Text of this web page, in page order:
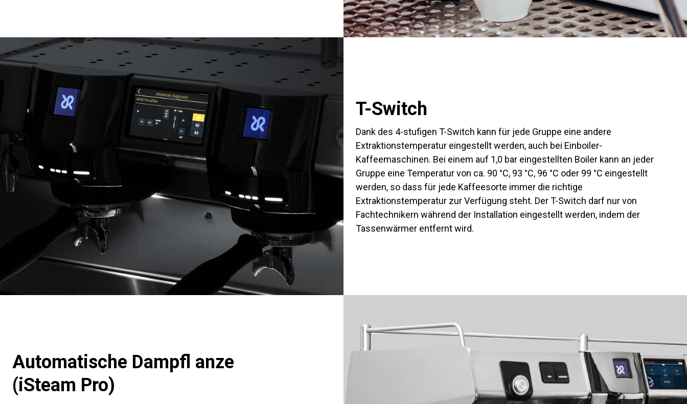
T-Switch
Dank des 4-stufigen T-Switch kann für jede Gruppe eine andere
Extraktionstemperatur eingestellt werden, auch bei Einboiler-
Kaffeemaschinen. Bei einem auf 1,0 bar eingestellten Boiler kann an jeder
Gruppe eine Temperatur von ca. 90 °C, 93 °C, 96 °C oder 99 °C eingestellt
werden, so dass für jede Kaffeesorte immer die richtige
Extraktionstemperatur zur Verfügung steht. Der T-Switch darf nur von
Fachtechnikern während der Installation eingestellt werden, indem der
Tassenwärmer entfernt wird.
Automatische Dampfl anze
(iSteam Pro)